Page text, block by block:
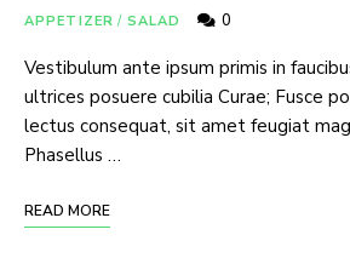
APPETIZER / SALAD 0
Vestibulum ante ipsum primis in
ultrices posuere cubilia Curae; Fusce
lectus consequat, sit amet feugiat
Phasellus …
READ MORE